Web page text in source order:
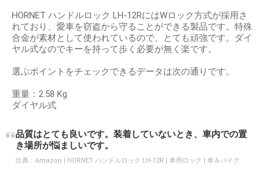
HORNET ハンドルロック LH-12RにはWロック方式が採用さ
れており、愛車を窃盗から守ることができる製品です。特殊
合金が素材として使われているので、とても頑強です。ダイ
ヤル式なのでキーを持って歩く必要が無く楽です。
選ぶポイントをチェックできるデータは次の通りです。
重量：2.58 Kg
ダイヤル式
品質はとても良いです。装着していないとき、車内での置
き場所が悩ましいです。
出典： Amazon | HORNET ハンドルロック LH-12R | 車用ロック | 車＆バイク